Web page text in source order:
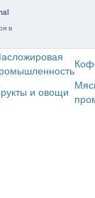
в
и овощи